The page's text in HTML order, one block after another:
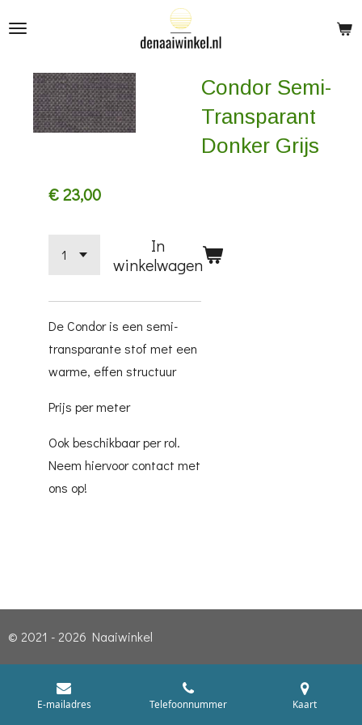
hoofdinhoud
Condor Semi-
Transparant
Donker Grijs
€ 23,00
In
winkelwagen
De Condor is een semi-
transparante stof met een
warme, effen structuur
Prijs per meter
Ook beschikbaar per rol.
Neem hiervoor contact met
ons op!
© 2021 - 2026 Naaiwinkel
E-mailadres Telefoonnummer Kaart